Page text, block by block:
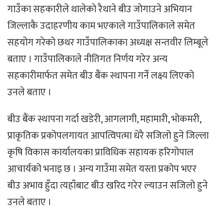
गाउँका सहकारीले थालेको रैथाने बीउ जोगाउने अभियान
जिल्लाकै उदाहरणीय काम भएकाले गाउँपालिकाले समेत
सहयोग गरेको छथर गाउँपालिकाका अध्यक्ष सन्तवीर लिम्बूले
बताए । गाउँपालिकाले नीतिगत निर्णय गरेर अन्य
सहकारीमार्फत समेत बीउ बैंक स्थापना गर्ने लक्ष्य लिएको
उनले बताए ।
बीउ बैंक स्थापना गर्दा खडेरी, आगलागी, महामारी, भोकमरी,
प्राकृतिक प्रकोपलगायत आपत्विपत्मा धेरै सजिलो हुने जिल्ला
कृषि विकास कार्यालयका प्राविधिक सहायक हरिगोपाल
आचार्यको भनाइ छ । अन्य गाउँमा समेत यस्ता प्रकोप भएर
बीउ अभाव हुँदा त्यहाँबाट बीउ खरिद गरेर ल्याउन सजिलो हुने
उनले बताए ।